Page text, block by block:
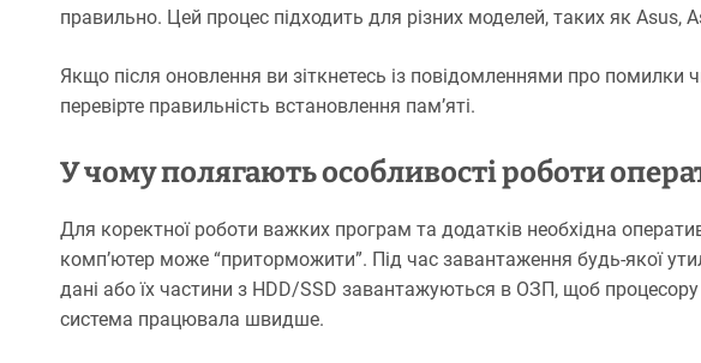
правильно. Цей процес підходить для різних моделей, таких як Asus,
Якщо після оновлення ви зіткнетесь із повідомленнями про помилки
перевірте правильність встановлення пам’яті.
У чому полягають особливості роботи
Для коректної роботи важких програм та додатків необхідна
комп’ютер може “приторможити”. Під час завантаження будь-якої
дані або їх частини з HDD/SSD завантажуються в ОЗП, щоб
система працювала швидше.